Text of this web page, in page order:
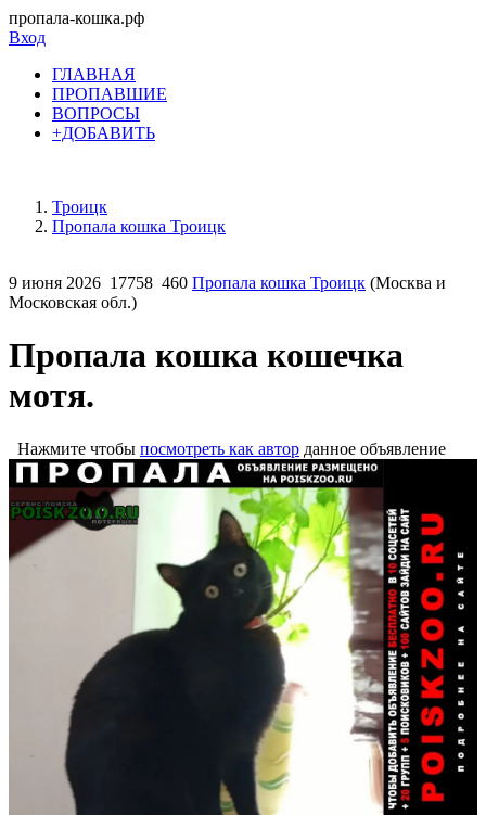
пропала-кошка.рф
Вход
ГЛАВНАЯ
ПРОПАВШИЕ
ВОПРОСЫ
+ДОБАВИТЬ
Троицк
Пропала кошка Троицк
9 июня 2026 17758 460 Пропала кошка Троицк (Москва и
Московская обл.)
Пропала кошка кошечка
мотя.
Нажмите чтобы посмотреть как автор данное объявление